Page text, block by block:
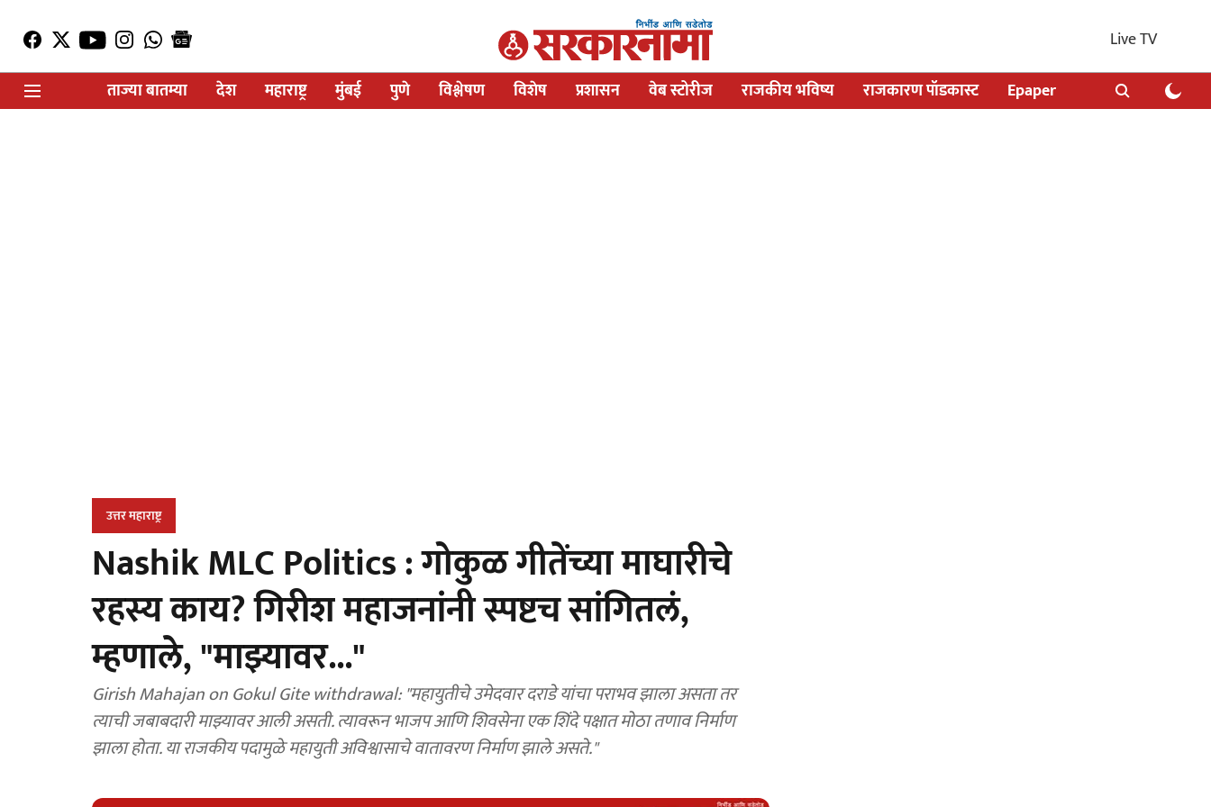
Live TV
ताज्या बातम्या
देश महाराष्ट्र मुंबई पुणे विश्लेषण विशेष प्रशासन वेब स्टोरीज राजकीय भविष्य राजकारण पॉडकास्ट Epaper
उत्तर महाराष्ट्र
Nashik MLC Politics : गोकुळ गीतेंच्या माघारीचे
रहस्य काय? गिरीश महाजनांनी स्पष्टच सांगितलं,
म्हणाले, "माझ्यावर..."
Girish Mahajan on Gokul Gite withdrawal: "महायुतीचे उमेदवार दराडे यांचा पराभव झाला असता तर
त्याची जबाबदारी माझ्यावर आली असती. त्यावरून भाजप आणि शिवसेना एक शिंदे पक्षात मोठा तणाव निर्माण
झाला होता. या राजकीय पदामुळे महायुती अविश्वासाचे वातावरण निर्माण झाले असते."